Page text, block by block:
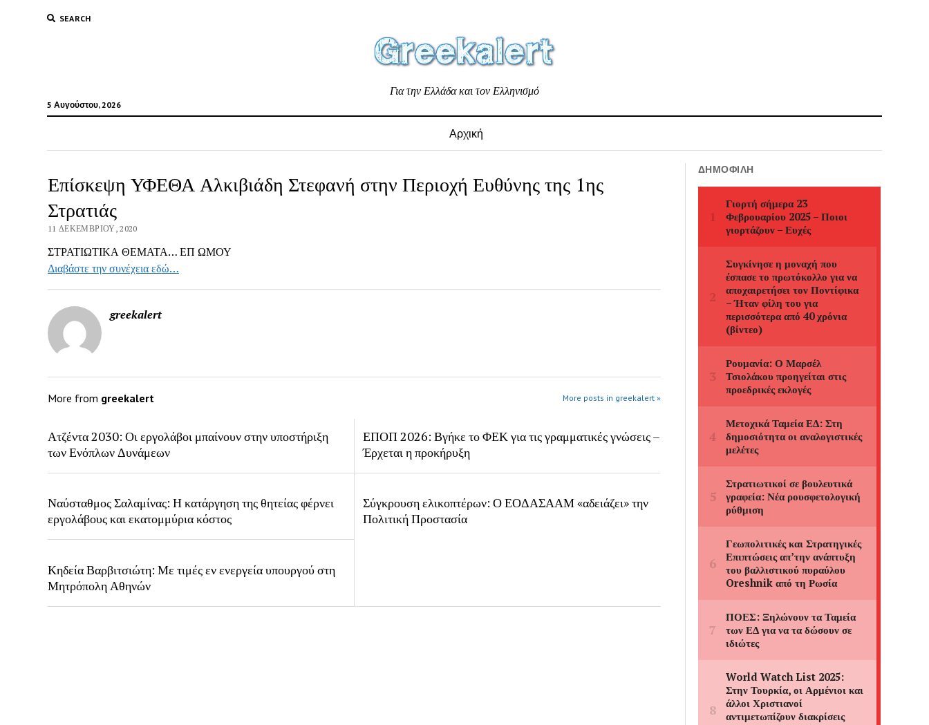
SEARCH
5 Αυγούστου, 2026
Για την Ελλάδα και τον Ελληνισμό
Αρχική
Επίσκεψη ΥΦΕΘΑ Αλκιβιάδη Στεφανή στην Περιοχή Ευθύνης της 1ης
Στρατιάς
11 ΔΕΚΕΜΒΡΊΟΥ, 2020
ΣΤΡΑΤΙΩΤΙΚΑ ΘΕΜΑΤΑ… ΕΠ ΩΜΟΥ
Διαβάστε την συνέχεια εδώ…
greekalert
More from greekalert More posts in greekalert »
Ατζέντα 2030: Οι εργολάβοι μπαίνουν στην υποστήριξη
των Ενόπλων Δυνάμεων
ΕΠΟΠ 2026: Βγήκε το ΦΕΚ για τις γραμματικές γνώσεις –
Έρχεται η προκήρυξη
Ναύσταθμος Σαλαμίνας: Η κατάργηση της θητείας φέρνει
εργολάβους και εκατομμύρια κόστος
Σύγκρουση ελικοπτέρων: Ο ΕΟΔΑΣΑΑΜ «αδειάζει» την
Πολιτική Προστασία
Κηδεία Βαρβιτσιώτη: Με τιμές εν ενεργεία υπουργού στη
Μητρόπολη Αθηνών
ΔΗΜΟΦΙΛΉ